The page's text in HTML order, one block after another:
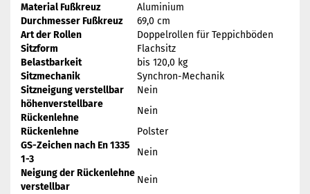
Material Fußkreuz
Aluminium
Durchmesser Fußkreuz
69,0 cm
Art der Rollen
Doppelrollen für Teppichböden
Sitzform
Flachsitz
Belastbarkeit
bis 120,0 kg
Sitzmechanik
Synchron-Mechanik
Sitzneigung verstellbar
Nein
höhenverstellbare
Rückenlehne
Nein
Rückenlehne
Polster
GS-Zeichen nach En 1335
1-3
Nein
Neigung der Rückenlehne
verstellbar
Nein